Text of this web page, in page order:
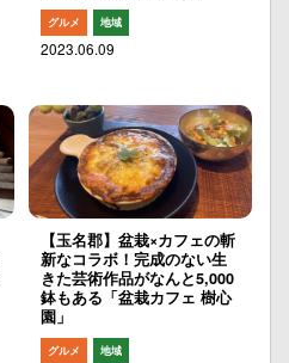
グルメ 地域
2023.06.09
【玉名郡】盆栽×カフェの斬
新なコラボ！完成のない生
きた芸術作品がなんと5,000
鉢もある「盆栽カフェ 樹心
園」
グルメ 地域